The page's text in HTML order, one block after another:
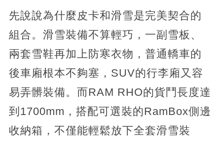
先說說為什麼皮卡和滑雪是完美契合的
組合。滑雪裝備不算輕巧，一副雪板、
兩套雪鞋再加上防寒衣物，普通轎車的
後車廂根本不夠塞，SUV的行李廂又容
易弄髒裝備。而RAM RHO的貨鬥長度達
到1700mm，搭配可選裝的RamBox側邊
收納箱，不僅能輕鬆放下全套滑雪裝